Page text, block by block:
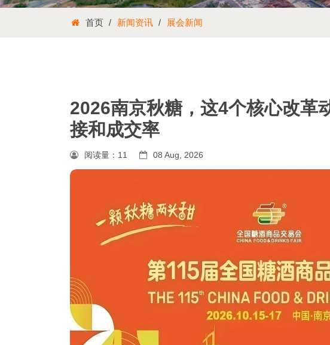
首页 新闻资讯 展会新闻
2026南京秋糖，这4个核心改革
接和成交率
阅读量： 11 08 Aug, 2026